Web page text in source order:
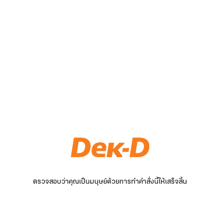
ตรวจสอบว่าคุณเป็นมนุษย์ด้วยการทำคำสั่งนี้ให้เสร็จสิ้น